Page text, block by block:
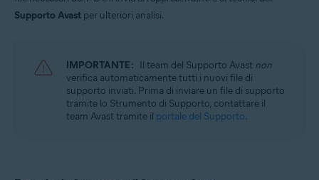
Avast SecureLine VPN 5.x per Windows
Avast Cleanup Premium 23.x per Windows
Avast Battery Saver 23.x per Windows
Sistemi operativi:
Microsoft Windows 11 Home / Pro / Enterprise / Education
Supporto Avast per ulteriori analisi.
IMPORTANTE: Il team del Supporto Avast non
verifica automaticamente tutti i nuovi file di
supporto inviati. Prima di inviare un file di supporto
tramite lo Strumento di Supporto, contattare il
team Avast tramite il portale del Supporto.